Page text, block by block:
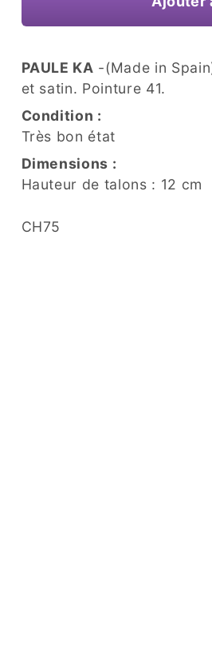
PAULE KA -(Made in
et satin. Pointure 41.
Condition :
Très bon état
Dimensions :
Hauteur de talons : 12 cm
SKU:
CH75